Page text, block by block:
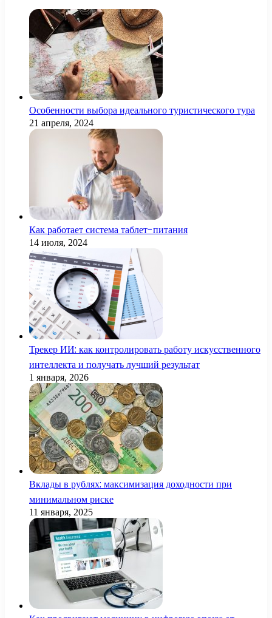
Особенности выбора идеального туристического тура
21 апреля, 2024
Как работает система таблет-питания
14 июля, 2024
Трекер ИИ: как контролировать работу искусственного
интеллекта и получать лучший результат
1 января, 2026
Вклады в рублях: максимизация доходности при
минимальном риске
11 января, 2025